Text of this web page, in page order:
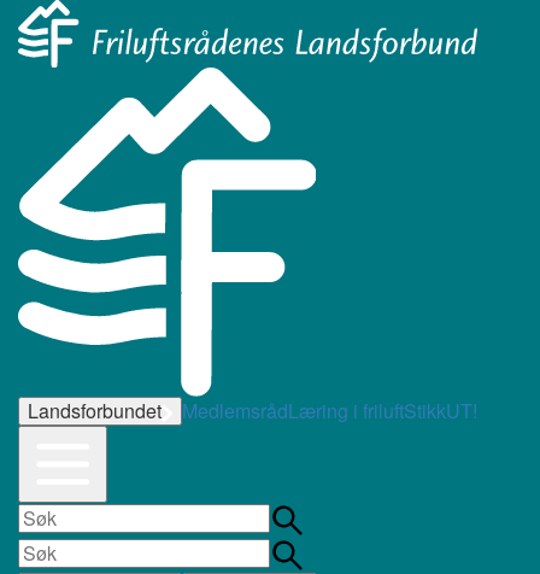
Landsforbundet MedlemsrådLæring i friluftStikkUT!